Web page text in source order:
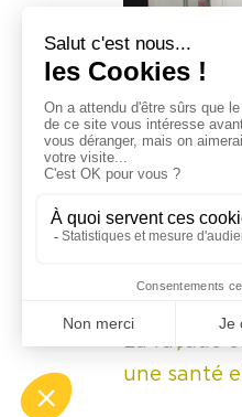
La façade
une santé